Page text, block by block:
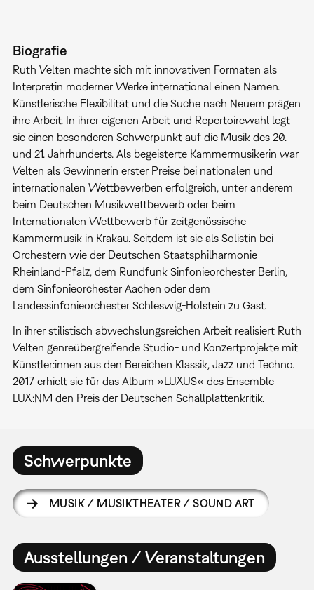
Biografie
Ruth Velten machte sich mit innovativen Formaten als
Interpretin moderner Werke international einen Namen.
Künstlerische Flexibilität und die Suche nach Neuem prägen
ihre Arbeit. In ihrer eigenen Arbeit und Repertoirewahl legt
sie einen besonderen Schwerpunkt auf die Musik des 20.
und 21. Jahrhunderts. Als begeisterte Kammermusikerin war
Velten als Gewinnerin erster Preise bei nationalen und
internationalen Wettbewerben erfolgreich, unter anderem
beim Deutschen Musikwettbewerb oder beim
Internationalen Wettbewerb für zeitgenössische
Kammermusik in Krakau. Seitdem ist sie als Solistin bei
Orchestern wie der Deutschen Staatsphilharmonie
Rheinland-Pfalz, dem Rundfunk Sinfonieorchester Berlin,
dem Sinfonieorchester Aachen oder dem
Landessinfonieorchester Schleswig-Holstein zu Gast.
In ihrer stilistisch abwechslungsreichen Arbeit realisiert Ruth
Velten genreübergreifende Studio- und Konzertprojekte mit
Künstler:innen aus den Bereichen Klassik, Jazz und Techno.
2017 erhielt sie für das Album »LUXUS« des Ensemble
LUX:NM den Preis der Deutschen Schallplattenkritik.
Schwerpunkte
MUSIK / MUSIKTHEATER / SOUND ART
Ausstellungen / Veranstaltungen